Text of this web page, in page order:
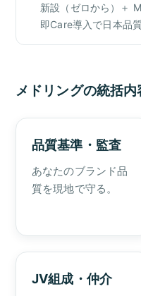
新設（ゼロから）＋
即Care導入で日本品質
メドリングの統括内
品質基準・監査
あなたのブランド品
質を現地で守る。
JV組成・仲介